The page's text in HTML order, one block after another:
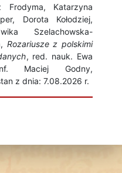
Frodyma, Katarzyna
Dorota Kołodziej,
Szelachowska-
Rozariusze z polskimi
, red. nauk. Ewa
Maciej Godny,
z dnia: 7.08.2026 r.